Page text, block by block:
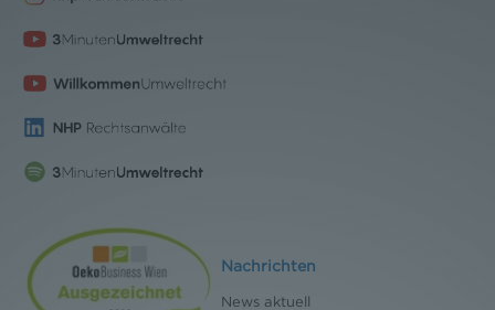
Nachrichten
News aktuell